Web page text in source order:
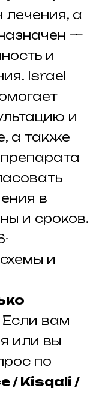
лечения, а
—
и
Israel
и
а также
в
и сроков.
и
Если вам
или вы
по
/ Kisqali /